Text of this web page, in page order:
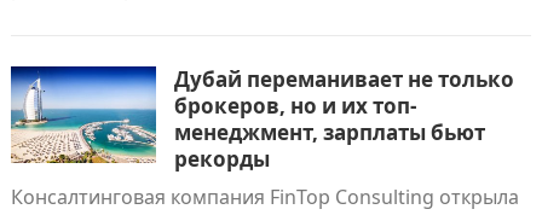
Дубай переманивает не только
брокеров, но и их топ-
менеджмент, зарплаты бьют
рекорды
Консалтинговая компания FinTop Consulting открыла